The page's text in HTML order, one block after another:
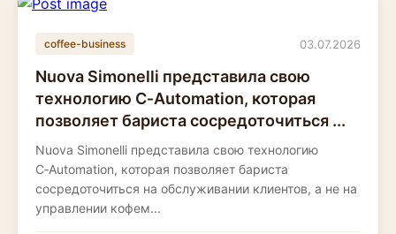
coffee-business 03.07.2026
Nuova Simonelli представила свою
технологию C‑Automation, которая
позволяет бариста сосредоточиться ...
Nuova Simonelli представила свою технологию
C‑Automation, которая позволяет бариста
сосредоточиться на обслуживании клиентов, а не на
управлении кофем...